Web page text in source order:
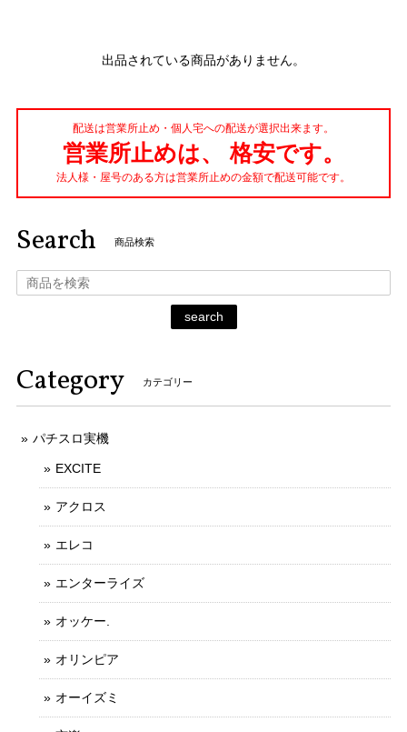
出品されている商品がありません。
配送は営業所止め・個人宅への配送が選択出来ます。
営業所止めは、 格安です。
法人様・屋号のある方は営業所止めの金額で配送可能です。
Search 商品検索
search
Category カテゴリー
パチスロ実機
EXCITE
アクロス
エレコ
エンターライズ
オッケー.
オリンピア
オーイズミ